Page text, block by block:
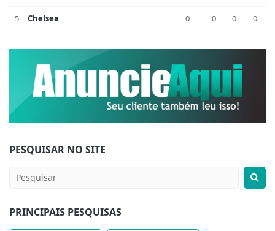
5 Chelsea 0 0 0 0
PESQUISAR NO SITE
PRINCIPAIS PESQUISAS